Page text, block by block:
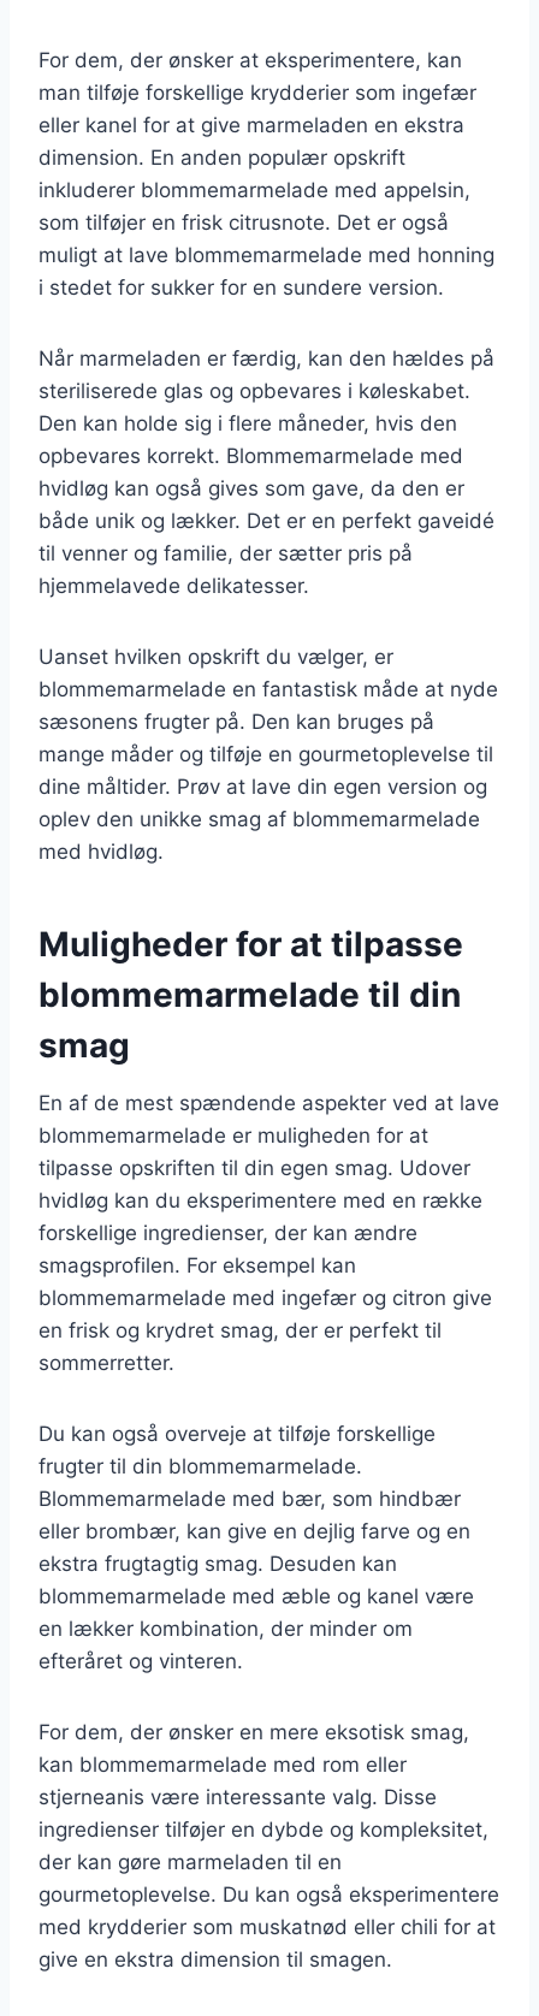
For dem, der ønsker at eksperimentere, kan
man tilføje forskellige krydderier som ingefær
eller kanel for at give marmeladen en ekstra
dimension. En anden populær opskrift
inkluderer blommemarmelade med appelsin,
som tilføjer en frisk citrusnote. Det er også
muligt at lave blommemarmelade med honning
i stedet for sukker for en sundere version.
Når marmeladen er færdig, kan den hældes på
steriliserede glas og opbevares i køleskabet.
Den kan holde sig i flere måneder, hvis den
opbevares korrekt. Blommemarmelade med
hvidløg kan også gives som gave, da den er
både unik og lækker. Det er en perfekt gaveidé
til venner og familie, der sætter pris på
hjemmelavede delikatesser.
Uanset hvilken opskrift du vælger, er
blommemarmelade en fantastisk måde at nyde
sæsonens frugter på. Den kan bruges på
mange måder og tilføje en gourmetoplevelse til
dine måltider. Prøv at lave din egen version og
oplev den unikke smag af blommemarmelade
med hvidløg.
Muligheder for at tilpasse
blommemarmelade til din
smag
En af de mest spændende aspekter ved at lave
blommemarmelade er muligheden for at
tilpasse opskriften til din egen smag. Udover
hvidløg kan du eksperimentere med en række
forskellige ingredienser, der kan ændre
smagsprofilen. For eksempel kan
blommemarmelade med ingefær og citron give
en frisk og krydret smag, der er perfekt til
sommerretter.
Du kan også overveje at tilføje forskellige
frugter til din blommemarmelade.
Blommemarmelade med bær, som hindbær
eller brombær, kan give en dejlig farve og en
ekstra frugtagtig smag. Desuden kan
blommemarmelade med æble og kanel være
en lækker kombination, der minder om
efteråret og vinteren.
For dem, der ønsker en mere eksotisk smag,
kan blommemarmelade med rom eller
stjerneanis være interessante valg. Disse
ingredienser tilføjer en dybde og kompleksitet,
der kan gøre marmeladen til en
gourmetoplevelse. Du kan også eksperimentere
med krydderier som muskatnød eller chili for at
give en ekstra dimension til smagen.